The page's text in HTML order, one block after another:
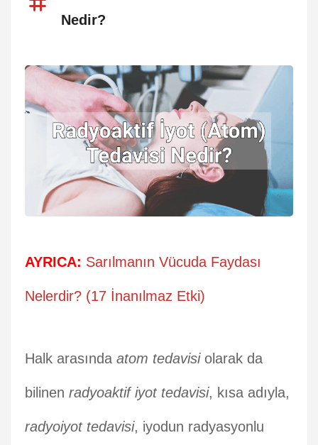
Nedir?
AYRICA: Sarılmanın Vücuda Faydası
Nelerdir? (17 İnanılmaz Etki)
Halk arasında atom tedavisiolarak da
bilinen radyoaktif iyot tedavisi, kısa adıyla,
radyoiyot tedavisi, iyodun radyasyonlu